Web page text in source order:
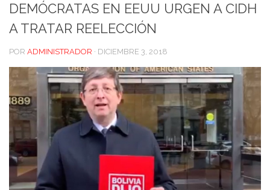
DEMÓCRATAS EN EEUU URGEN A CIDH
A TRATAR REELECCIÓN
POR ADMINISTRADOR · DICIEMBRE 3, 2018